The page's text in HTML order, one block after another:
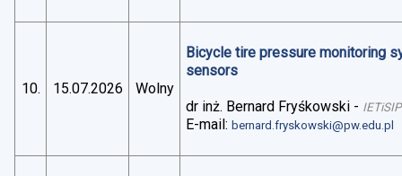
10. 15.07.2026 Wolny
Bicycle tire pressure monitoring
sensors
dr inż. Bernard Fryśkowski - IETiSIP
E-mail:bernard.fryskowski@pw.edu.pl